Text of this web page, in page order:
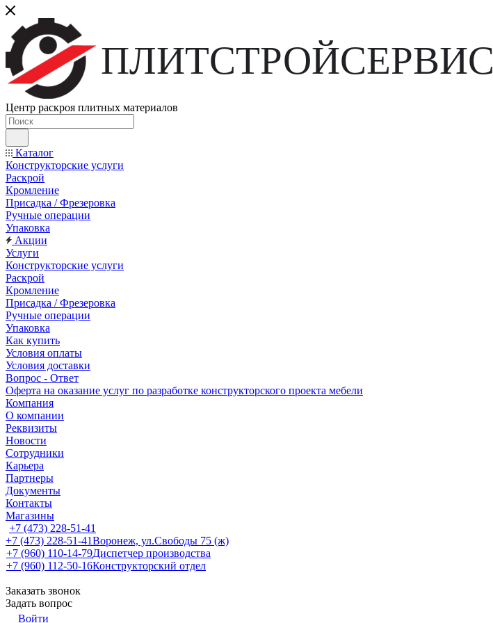
ПЛИТСТРОЙСЕРВИС
Центр раскроя плитных материалов
Каталог
Конструкторские услуги
Раскрой
Кромление
Присадка / Фрезеровка
Ручные операции
Упаковка
Акции
Услуги
Конструкторские услуги
Раскрой
Кромление
Присадка / Фрезеровка
Ручные операции
Упаковка
Как купить
Условия оплаты
Условия доставки
Вопрос - Ответ
Оферта на оказание услуг по разработке конструкторского проекта мебели
Компания
О компании
Реквизиты
Новости
Сотрудники
Карьера
Партнеры
Документы
Контакты
Магазины
+7 (473) 228-51-41
+7 (473) 228-51-41Воронеж, ул.Свободы 75 (ж)
+7 (960) 110-14-79Диспетчер производства
+7 (960) 112-50-16Конструкторский отдел
Заказать звонок
Задать вопрос
Войти